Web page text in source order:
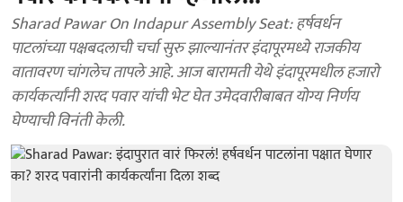
Sharad Pawar On Indapur Assembly Seat: हर्षवर्धन
पाटलांच्या पक्षबदलाची चर्चा सुरु झाल्यानंतर इंदापूरमध्ये राजकीय
वातावरण चांगलेच तापले आहे. आज बारामती येथे इंदापूरमधील हजारो
कार्यकर्त्यांनी शरद पवार यांची भेट घेत उमेदवारीबाबत योग्य निर्णय
घेण्याची विनंती केली.